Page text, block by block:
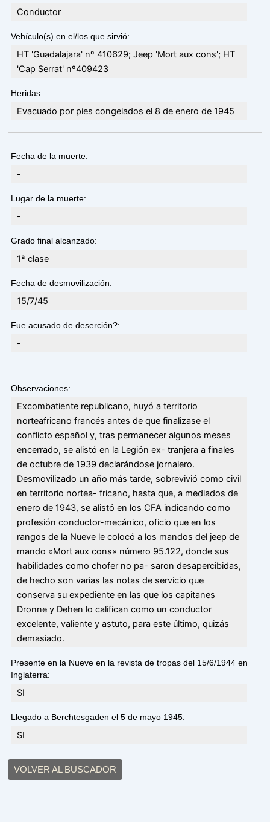
Conductor
Vehículo(s) en el/los que sirvió:
HT 'Guadalajara' nº 410629; Jeep 'Mort aux cons'; HT
'Cap Serrat' nº409423
Heridas:
Evacuado por pies congelados el 8 de enero de 1945
Fecha de la muerte:
-
Lugar de la muerte:
-
Grado final alcanzado:
1ª clase
Fecha de desmovilización:
15/7/45
Fue acusado de deserción?:
-
Observaciones:
Excombatiente republicano, huyó a territorio
norteafricano francés antes de que finalizase el
conflicto español y, tras permanecer algunos meses
encerrado, se alistó en la Legión ex- tranjera a finales
de octubre de 1939 declarándose jornalero.
Desmovilizado un año más tarde, sobrevivió como civil
en territorio nortea- fricano, hasta que, a mediados de
enero de 1943, se alistó en los CFA indicando como
profesión conductor-mecánico, oficio que en los
rangos de la Nueve le colocó a los mandos del jeep de
mando «Mort aux cons» número 95.122, donde sus
habilidades como chofer no pa- saron desapercibidas,
de hecho son varias las notas de servicio que
conserva su expediente en las que los capitanes
Dronne y Dehen lo califican como un conductor
excelente, valiente y astuto, para este último, quizás
demasiado.
Presente en la Nueve en la revista de tropas del 15/6/1944 en
Inglaterra:
SI
Llegado a Berchtesgaden el 5 de mayo 1945:
SI
VOLVER AL BUSCADOR